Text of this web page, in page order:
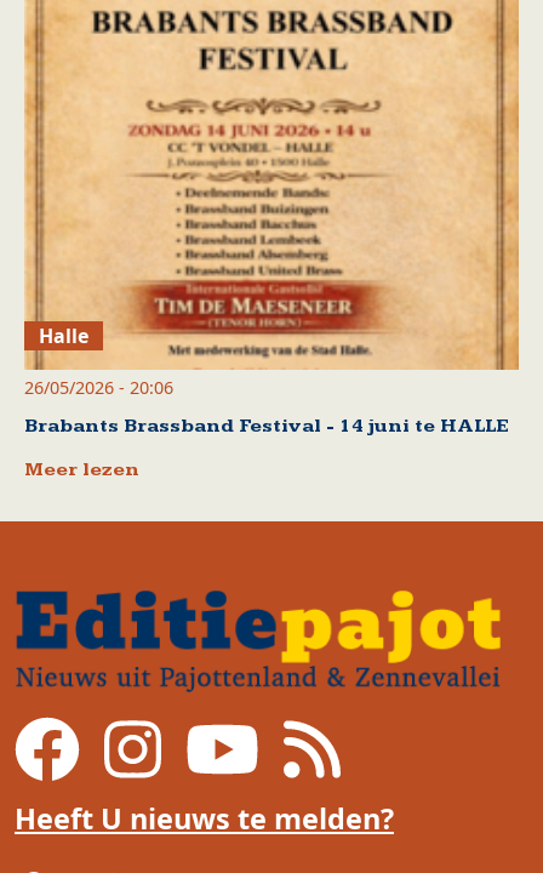
Halle
26/05/2026 - 20:06
Brabants Brassband Festival - 14 juni te HALLE
Meer lezen
Heeft U nieuws te melden?
Voet